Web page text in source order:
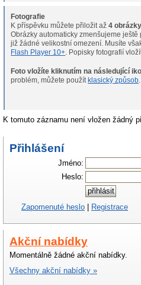
Fotografie
K příspěvku můžete přiložit až4 obrázky
Obrázky automaticky zmenšujeme
již žádné
Flash Player 10+ . Popisky fotografií
Foto vložíte kliknutím na následující
problém, můžete použítklasický způsob.
K tomuto záznamu není vložen žádný
Přihlášení
Jméno:
Heslo:
Zapomenuté heslo | Registrace
Akční nabídky
Momentálně žádné akční nabídky.
Všechny akční nabídky »